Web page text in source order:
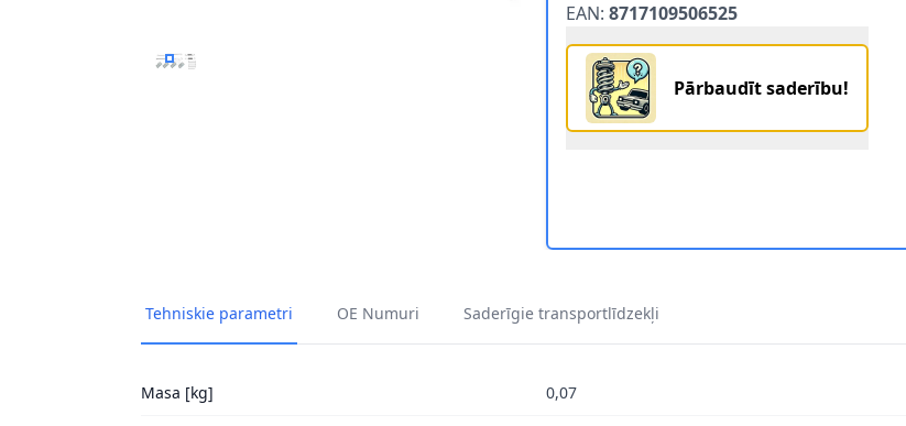
PIEDERUMU KOMPLEKTS, BREMŽU LOKI A.B.S. 0888Q 1
EAN: 8717109506525
Pārbaudīt saderību!
Tehniskie parametri OE Numuri Saderīgie transportlīdzekļi
Masa [kg] 0,07